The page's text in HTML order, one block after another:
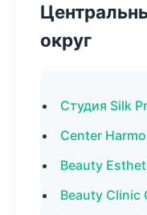
округ
Студия Silk
Center
Beauty
Beauty Clinic